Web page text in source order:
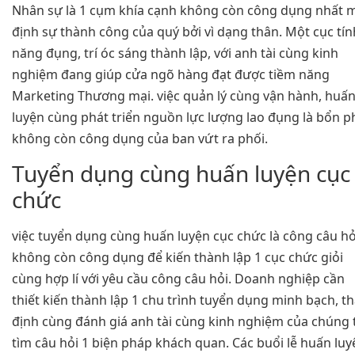
Nhân sự là 1 cụm khía cạnh không còn công dụng nhất
định sự thành công của quý bởi vì dạng thân. Một cục
năng đụng, trí óc sáng thành lập, với anh tài cùng kinh
nghiệm đang giúp cửa ngõ hàng đạt được tiềm năng
Marketing Thương mại. việc quản lý cùng vận hành, huấn
luyện cùng phát triển nguồn lực lượng lao đụng là bổn
không còn công dụng của ban vứt ra phối.
Tuyển dụng cùng huấn luyện cục
chức
việc tuyển dụng cùng huấn luyện cục chức là công câu
không còn công dụng để kiến thành lập 1 cục chức giỏi
cùng hợp lí với yêu cầu công câu hỏi. Doanh nghiệp cần
thiết kiến thành lập 1 chu trình tuyển dụng minh bạch,
định cùng đánh giá anh tài cùng kinh nghiệm của chúng
tìm câu hỏi 1 biện pháp khách quan. Các buổi lễ huấn